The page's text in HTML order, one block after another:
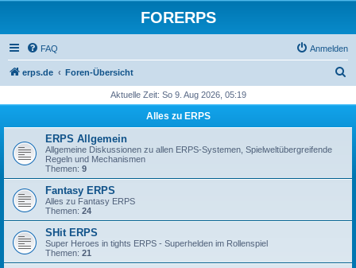
FORERPS
FAQ Anmelden
erps.de Foren-Übersicht
h
Aktuelle Zeit: So 9. Aug 2026, 05:19
Alles zu ERPS
ERPS Allgemein
Allgemeine Diskussionen zu allen ERPS-Systemen, Spielweltübergreifende
Regeln und Mechanismen
Themen: 9
Fantasy ERPS
Alles zu Fantasy ERPS
Themen: 24
SHit ERPS
Super Heroes in tights ERPS - Superhelden im Rollenspiel
Themen: 21